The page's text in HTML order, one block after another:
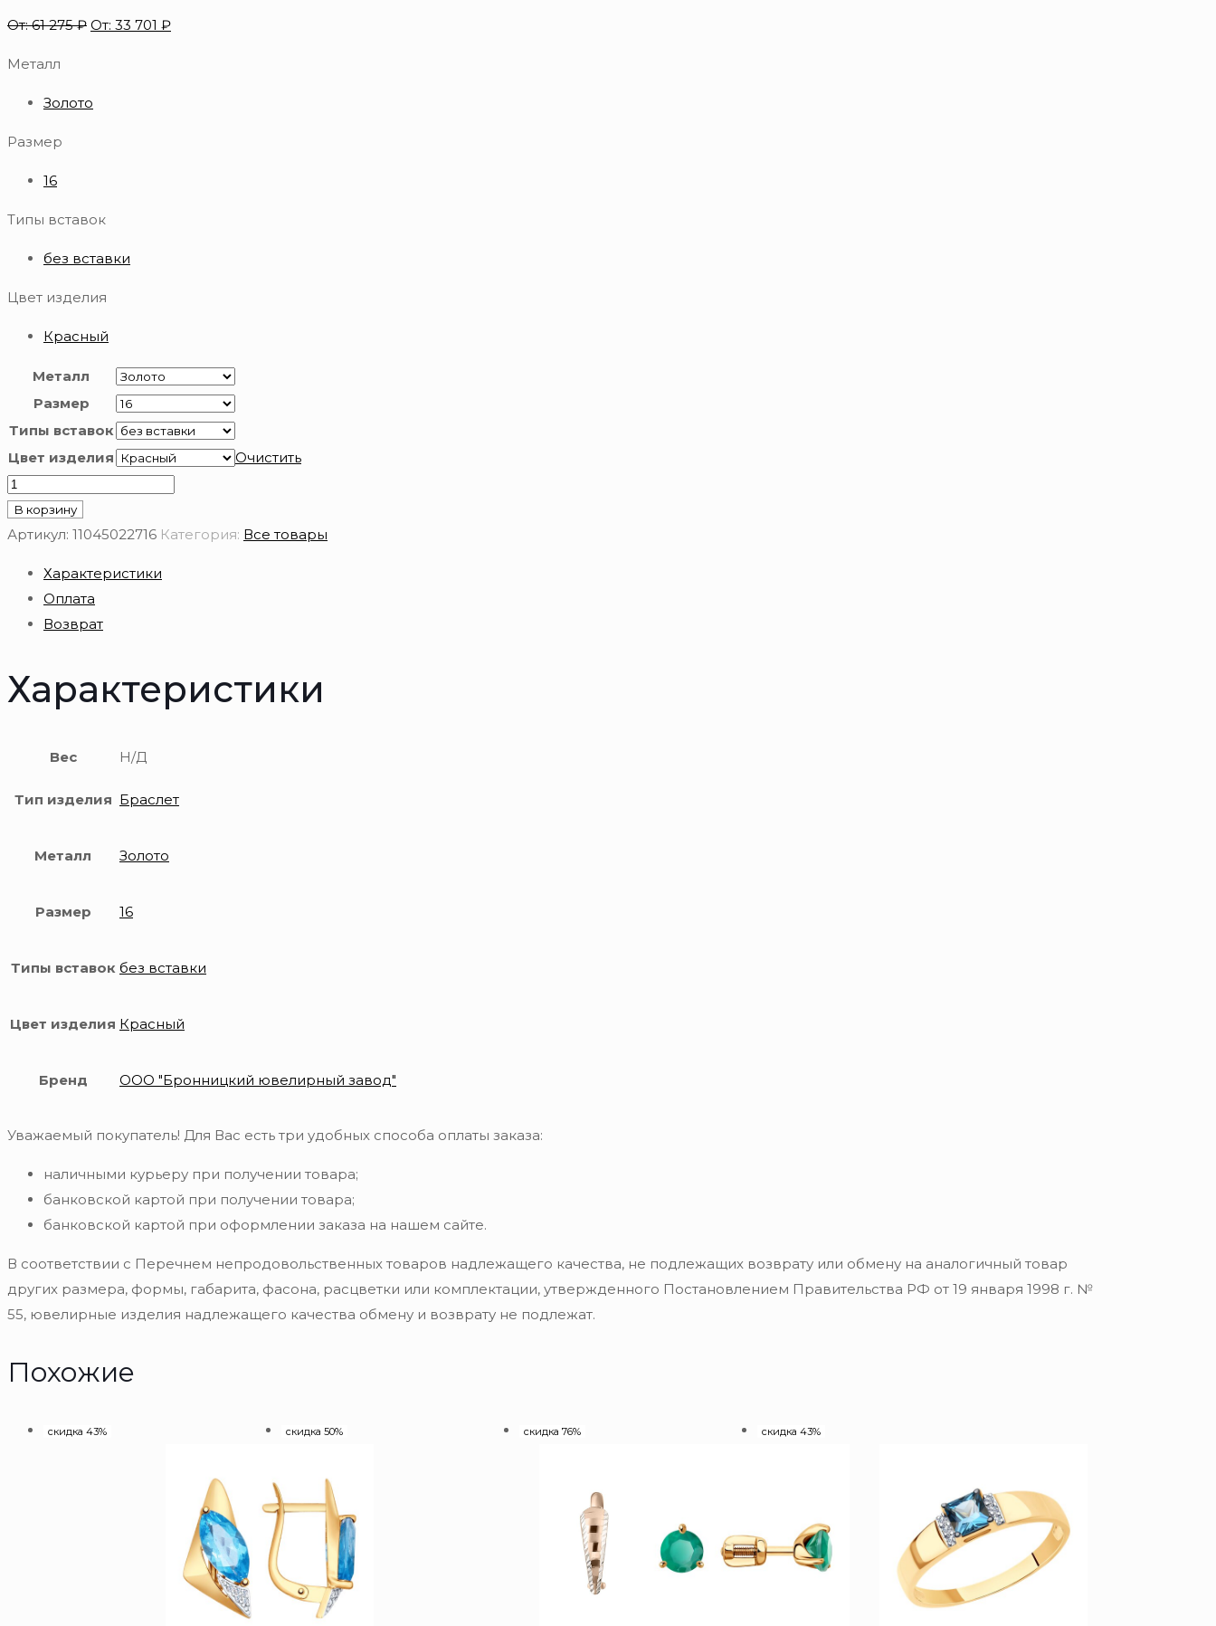
От:61 275₽ От: 33 701 ₽
Металл
Золото
Размер
16
Типы вставок
без вставки
Цвет изделия
Красный
Металл
Размер
Типы вставок
Цвет изделия
Очистить
Количество
товара
Браслет
пробы
В корзину
Артикул: 11045022716 Категория: Все товары
Характеристики
Оплата
Возврат
Характеристики
Вес Н/Д
Тип изделия Браслет
Металл Золото
Размер 16
Типы вставок без вставки
Цвет изделия Красный
Бренд ООО "Бронницкий ювелирный завод"
Уважаемый покупатель! Для Вас есть три удобных способа оплаты заказа:
наличными курьеру при получении товара;
банковской картой при получении товара;
банковской картой при оформлении заказа на нашем сайте.
В соответствии с Перечнем непродовольственных товаров надлежащего качества, не подлежащих возврату или обмену на аналогичный товар
других размера, формы, габарита, фасона, расцветки или комплектации, утвержденного Постановлением Правительства РФ от 19 января 1998 г. №
55, ювелирные изделия надлежащего качества обмену и возврату не подлежат.
Похожие
скидка 43% скидка 50% скидка 76% скидка 43%